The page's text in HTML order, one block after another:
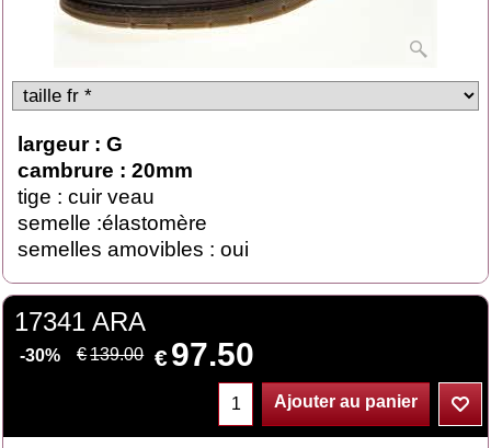
largeur : G
cambrure : 20mm
tige : cuir veau
semelle :élastomère
semelles amovibles : oui
17341 ARA
-30% €139.00 €97.50
Ajouter au panier